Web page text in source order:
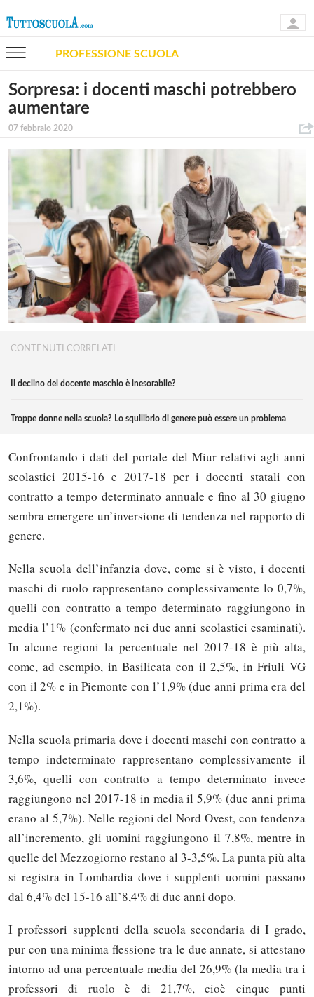
PROFESSIONE SCUOLA
Sorpresa: i docenti maschi potrebbero
aumentare
07 febbraio 2020
CONTENUTI CORRELATI
Il declino del docente maschio è inesorabile?
Troppe donne nella scuola? Lo squilibrio di genere può essere un problema
Confrontando i dati del portale del Miur relativi agli anni
scolastici 2015-16 e 2017-18 per i docenti statali con
contratto a tempo determinato annuale e fino al 30 giugno
sembra emergere un’inversione di tendenza nel rapporto di
genere.
Nella scuola dell’infanzia dove, come si è visto, i docenti
maschi di ruolo rappresentano complessivamente lo 0,7%,
quelli con contratto a tempo determinato raggiungono in
media l’1% (confermato nei due anni scolastici esaminati).
In alcune regioni la percentuale nel 2017-18 è più alta,
come, ad esempio, in Basilicata con il 2,5%, in Friuli VG
con il 2% e in Piemonte con l’1,9% (due anni prima era del
2,1%).
Nella scuola primaria dove i docenti maschi con contratto a
tempo indeterminato rappresentano complessivamente il
3,6%, quelli con contratto a tempo determinato invece
raggiungono nel 2017-18 in media il 5,9% (due anni prima
erano al 5,7%). Nelle regioni del Nord Ovest, con tendenza
all’incremento, gli uomini raggiungono il 7,8%, mentre in
quelle del Mezzogiorno restano al 3-3,5%. La punta più alta
si registra in Lombardia dove i supplenti uomini passano
dal 6,4% del 15-16 all’8,4% di due anni dopo.
I professori supplenti della scuola secondaria di I grado,
pur con una minima flessione tra le due annate, si attestano
intorno ad una percentuale media del 26,9% (la media tra i
professori di ruolo è di 21,7%, cioè cinque punti